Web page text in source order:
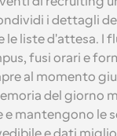
i dettagli
liste d'attesa. I
fusi orari e
al momento
del giorno
mantengono le